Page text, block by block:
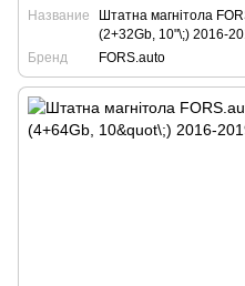
Название
Штатна магнітола
(2+32Gb, 10"\;) 2016-
Бренд
FORS.auto